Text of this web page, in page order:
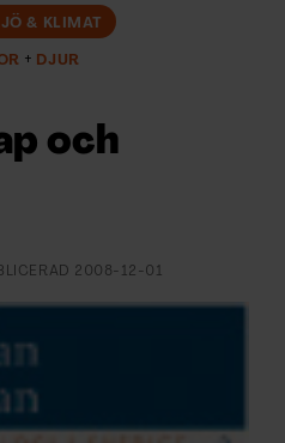
& KLIMAT
DJUR
och
2008-12-01